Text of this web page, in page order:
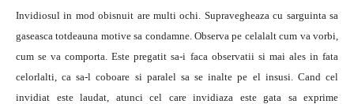
Invidiosul in mod obisnuit are multi ochi. Supravegheaza cu sarguinta sa
gaseasca totdeauna motive sa condamne. Observa pe celalalt cum va vorbi,
cum se va comporta. Este pregatit sa-i faca observatii si mai ales in fata
celorlalti, ca sa-l coboare si paralel sa se inalte pe el insusi. Cand cel
invidiat este laudat, atunci cel care invidiaza este gata sa exprime